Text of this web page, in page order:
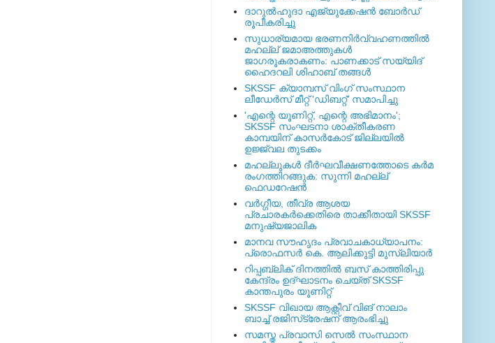
ദാറുല്‍ഹുദാ എജ്യുക്കേഷന്‍ ബോര്‍ഡ്
രൂപീകരിച്ചു
സുധാര്യമായ ഭരണനിര്‍വ്വഹണത്തില്‍
മഹല്ല് ജമാഅത്തുകള്‍
ജാഗരൂകരാകണം: പാണക്കാട് സയ്യിദ്
ഹൈദറലി ശിഹാബ് തങ്ങള്‍
SKSSF ക്യാമ്പസ് വിംഗ് സംസ്ഥാന
ലീഡേർസ് മീറ്റ് 'ഡിബറ്റ്' സമാപിച്ചു
'എന്റെ യൂണിറ്റ്, എന്റെ അഭിമാനം';
SKSSF സംഘടനാ ശാക്തീകരണ
കാമ്പയിന് കാസര്‍കോട് ജില്ലയില്‍
ഉജ്ജ്വല തുടക്കം
മഹല്ലുകള്‍ ദീര്‍ഘവീക്ഷണത്തോടെ കര്‍മ
രംഗത്തിറങ്ങുക: സുന്നി മഹല്ല്
ഫെഡറേഷന്‍
വര്‍ഗ്ഗീയ, തീവ്ര ആശയ
പ്രചാരകര്‍ക്കെതിരെ താക്കീതായി SKSSF
മനുഷ്യജാലിക
മാനവ സൗഹൃദം പ്രവാചകാധ്യാപനം:
പ്രൊഫസർ കെ. ആലിക്കുട്ടി മുസ്ലിയാർ
റിപ്പബ്ലിക് ദിനത്തില്‍ ബസ് കാത്തിരിപ്പു
കേന്ദ്രം ഉദ്ഘാടനം ചെയ്ത്‌ SKSSF
കാന്തപുരം യൂണിറ്റ്
SKSSF വിഖായ ആക്റ്റീവ് വിങ് നാലാം
ബാച്ച് രജിസ്‌ട്രേഷന് ആരംഭിച്ചു
സമസ്ത പ്രവാസി സെല്‍ സംസ്ഥാന